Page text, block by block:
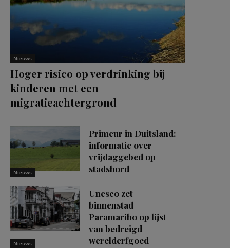
Nieuws
Hoger risico op verdrinking bij
kinderen met een
migratieachtergrond
Nieuws
Primeur in Duitsland:
informatie over
vrijdaggebed op
stadsbord
Nieuws
Unesco zet
binnenstad
Paramaribo op lijst
van bedreigd
werelderfgoed